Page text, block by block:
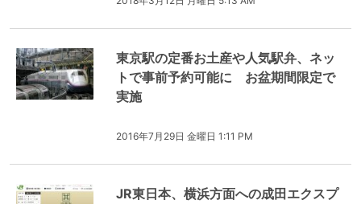
東京駅の定番お土産や人気駅弁、ネッ
トで事前予約可能に お盆期間限定で
実施
2016年7月29日 金曜日 1:11 PM
JR東日本、横浜方面への成田エクスプ